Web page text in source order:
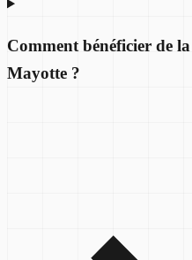
Comment bénéficier de
Mayotte ?